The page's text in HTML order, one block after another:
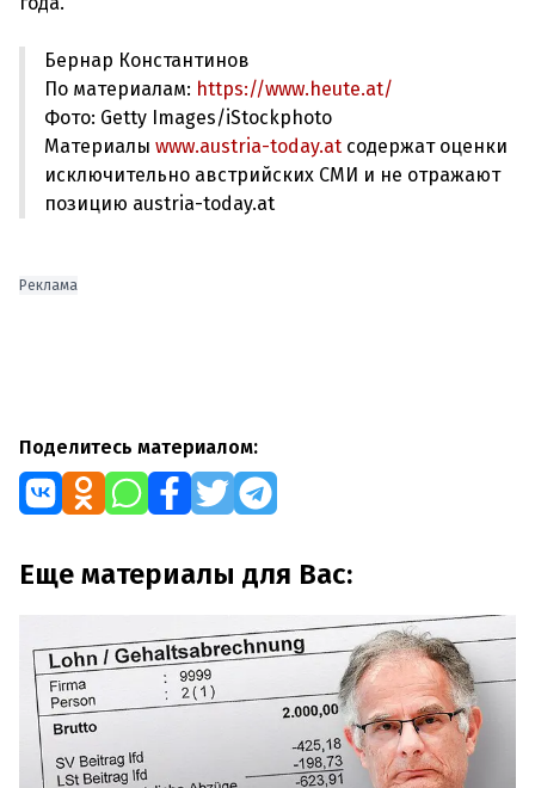
Бернар Константинов
По материалам: https://www.heute.at/
Фото: Getty Images/iStockphoto
Материалы www.austria-today.at содержат оценки
исключительно австрийских СМИ и не отражают
позицию austria-today.at
Реклама
Поделитесь материалом:
Еще материалы для Вас: